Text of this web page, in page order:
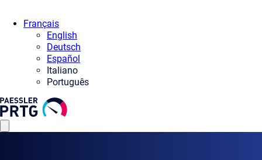
Français
English
Deutsch
Español
Italiano
Português